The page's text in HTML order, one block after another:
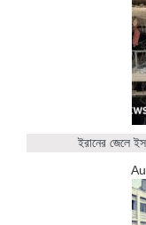
ইরানের জেলে